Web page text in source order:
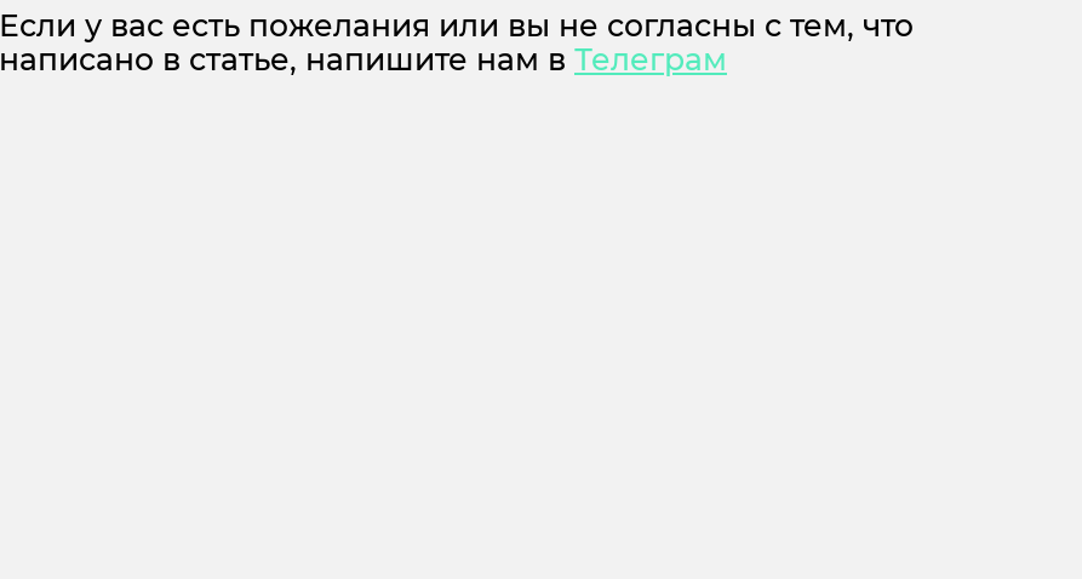
Если у вас есть пожелания или вы не согласны с тем, что
написано в статье, напишите нам в Телеграм